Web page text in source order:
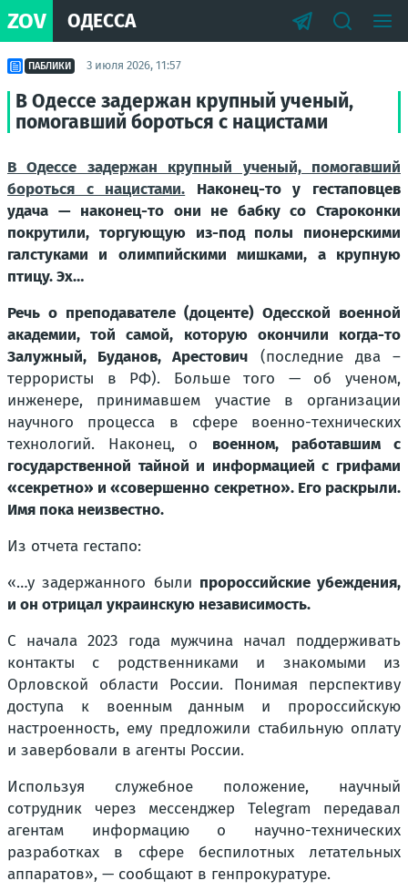
ZOV ОДЕССА
ПАБЛИКИ 3 июля 2026, 11:57
В Одессе задержан крупный ученый,
помогавший бороться с нацистами
В Одессе задержан крупный ученый, помогавший
бороться с нацистами. Наконец-то у гестаповцев
удача — наконец-то они не бабку со Староконки
покрутили, торгующую из-под полы пионерскими
галстуками и олимпийскими мишками, а крупную
птицу. Эх…
Речь о преподавателе (доценте) Одесской военной
академии, той самой, которую окончили когда-то
Залужный, Буданов, Арестович (последние два –
террористы в РФ). Больше того — об ученом,
инженере, принимавшем участие в организации
научного процесса в сфере военно-технических
технологий. Наконец, о военном, работавшим с
государственной тайной и информацией с грифами
«секретно» и «совершенно секретно». Его раскрыли.
Имя пока неизвестно.
Из отчета гестапо:
«…у задержанного были пророссийские убеждения,
и он отрицал украинскую независимость.
С начала 2023 года мужчина начал поддерживать
контакты с родственниками и знакомыми из
Орловской области России. Понимая перспективу
доступа к военным данным и пророссийскую
настроенность, ему предложили стабильную оплату
и завербовали в агенты России.
Используя служебное положение, научный
сотрудник через мессенджер Telegram передавал
агентам информацию о научно-технических
разработках в сфере беспилотных летательных
аппаратов», — сообщают в генпрокуратуре.